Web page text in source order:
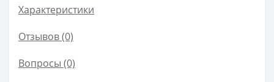
Характеристики
Отзывов (0)
Вопросы (0)